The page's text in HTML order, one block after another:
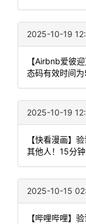
2025-10-19
【Airbnb爱彼
态码有效时间为
2025-10-19
【快看漫画】
其他人！15分钟
2025-10-15
【哔哩哔哩】